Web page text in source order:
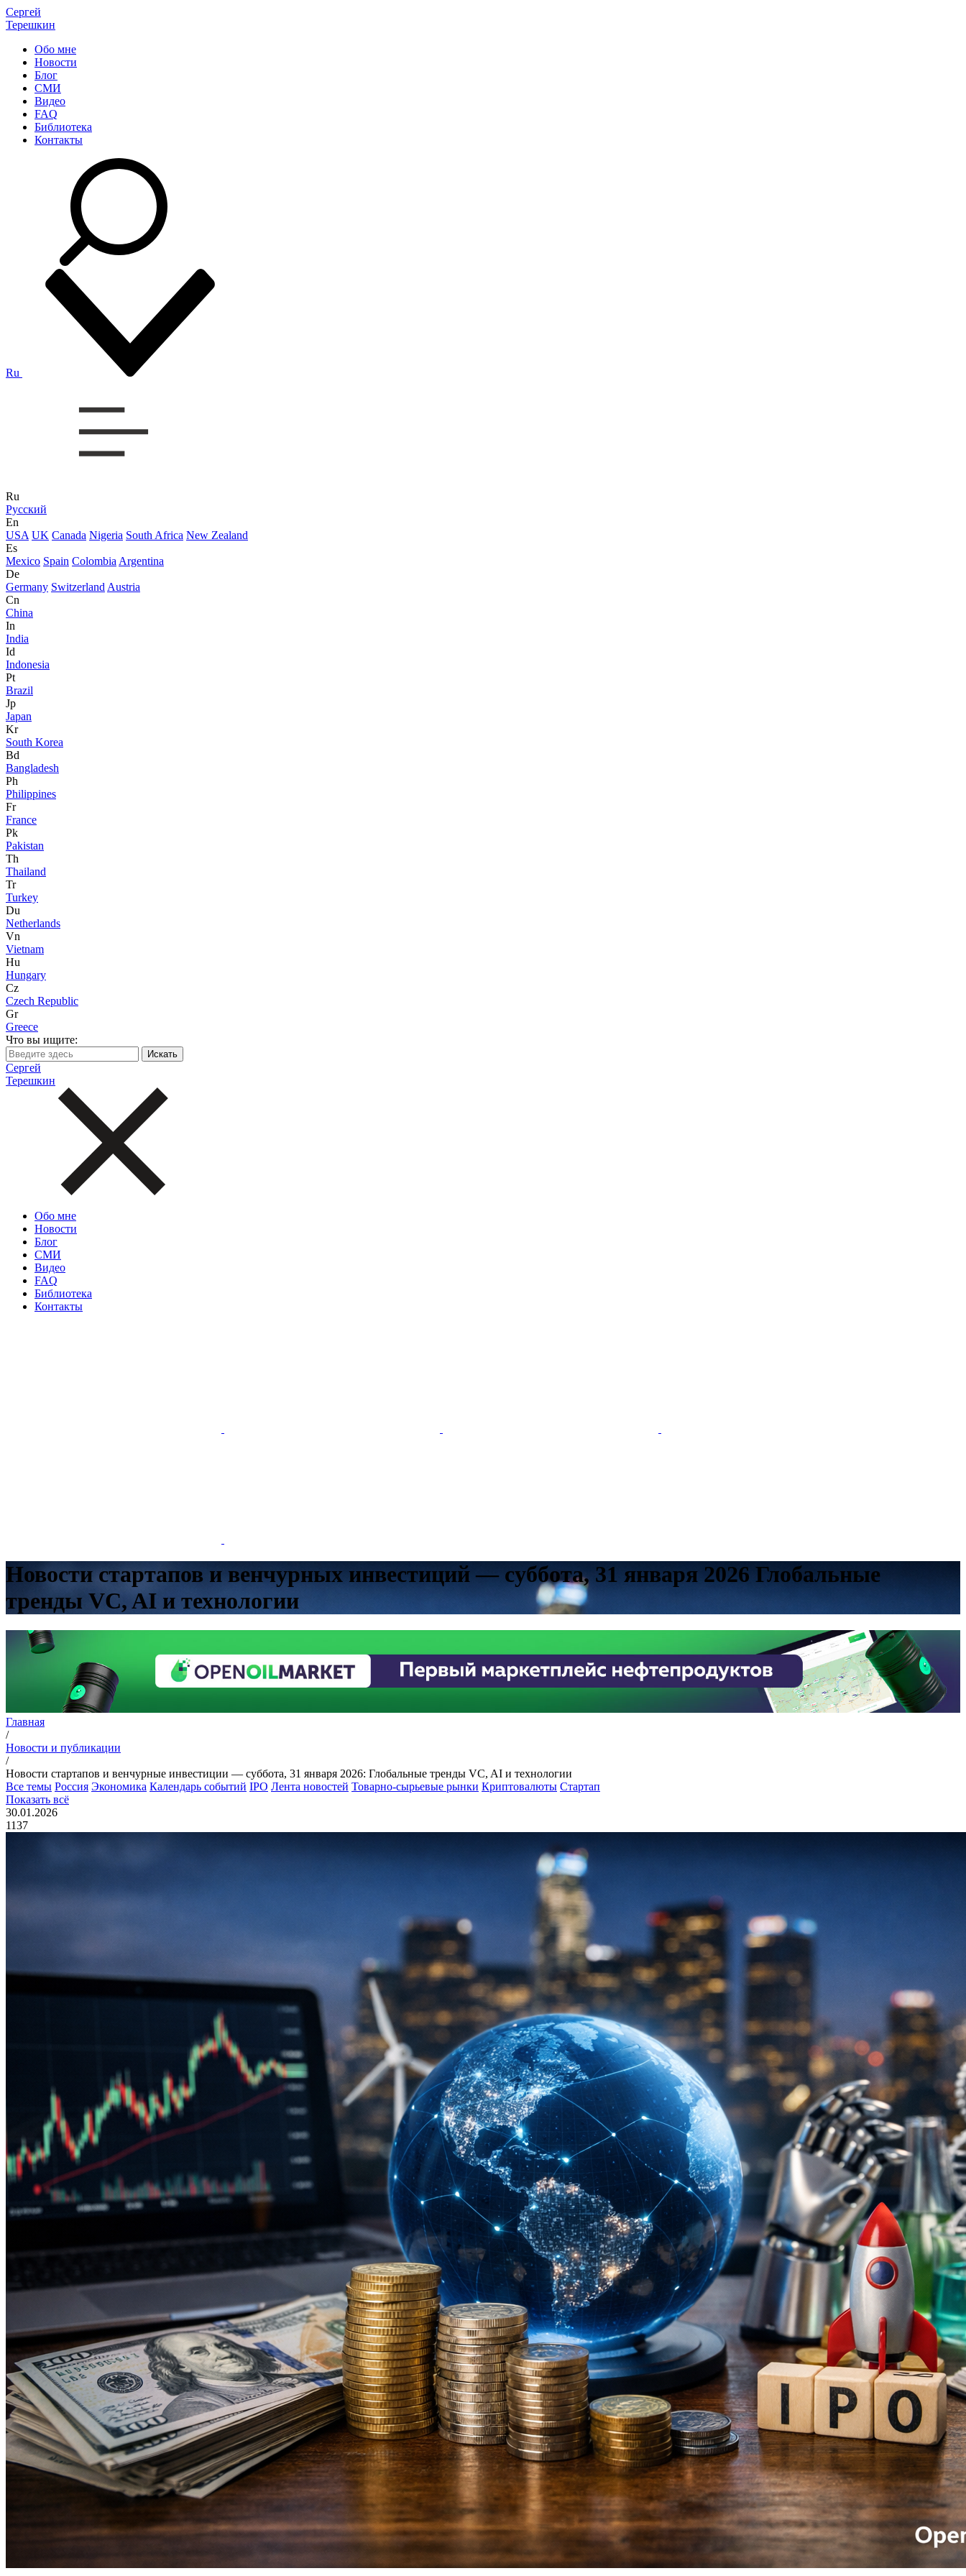
Сергей
Терешкин
Обо мне
Новости
Блог
СМИ
Видео
FAQ
Библиотека
Контакты
Ru
Ru
Русский
En
USA UK Canada Nigeria South Africa New Zealand
Es
Mexico Spain Colombia Argentina
De
Germany Switzerland Austria
Cn
China
In
India
Id
Indonesia
Pt
Brazil
Jp
Japan
Kr
South Korea
Bd
Bangladesh
Ph
Philippines
Fr
France
Pk
Pakistan
Th
Thailand
Tr
Turkey
Du
Netherlands
Vn
Vietnam
Hu
Hungary
Cz
Czech Republic
Gr
Greece
Что вы ищите:
Сергей
Терешкин
Обо мне
Новости
Блог
СМИ
Видео
FAQ
Библиотека
Контакты
Новости стартапов и венчурных инвестиций — суббота, 31 января 2026 Глобальные
тренды VC, AI и технологии
Главная
/
Новости и публикации
/
Новости стартапов и венчурные инвестиции — суббота, 31 января 2026: Глобальные тренды VC, AI и технологии
Все темы Россия Экономика Календарь событий IPO Лента новостей Товарно-сырьевые рынки Криптовалюты Стартап
Показать всё
30.01.2026
1137